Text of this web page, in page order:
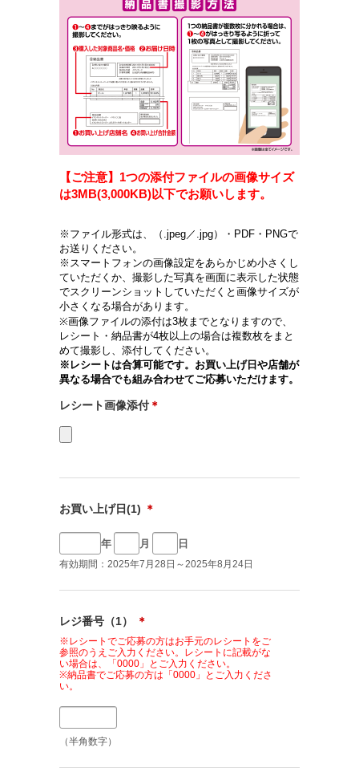
【ご注意】1つの添付ファイルの画像サイズ
は3MB(3,000KB)以下でお願いします。
※ファイル形式は、（.jpeg／.jpg）・PDF・PNGで
お送りください。
※スマートフォンの画像設定をあらかじめ小さくし
ていただくか、撮影した写真を画面に表示した状態
でスクリーンショットしていただくと画像サイズが
小さくなる場合があります。
※画像ファイルの添付は3枚までとなりますので、
レシート・納品書が4枚以上の場合は複数枚をまと
めて撮影し、添付してください。
※レシートは合算可能です。お買い上げ日や店舗が
異なる場合でも組み合わせてご応募いただけます。
レシート画像添付 ＊
お買い上げ日(1) ＊
年 月 日
有効期間：2025年7月28日～2025年8月24日
レジ番号（1） ＊
※レシートでご応募の方はお手元のレシートをご
参照のうえご入力ください。レシートに記載がな
い場合は、「0000」とご入力ください。
※納品書でご応募の方は「0000」とご入力くださ
い。
（半角数字）